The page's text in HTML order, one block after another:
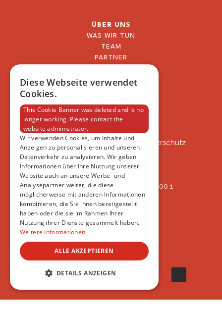
ÜBER UNS
WAS WIR TUN
TEAM
PARTNER
FAQ
VSAT
VSAT - Verein Schweizer Auslandtierschutz
Oberlangnauerstrasse 13b
9562 Märwil
IBAN: CH82 00 78 4297 8786 7200 1
ERREICHBAR
AB 17:45
+41 44 594 66 25
© 2022 VSAT
Diese Webseite verwendet
Cookies.
This Cookie Banner was deleted and is no
longer working. Please contact the
website administrator.
Wir verwenden Cookies, um Inhalte und
Anzeigen zu personalisieren und unseren
Datenverkehr zu analysieren. Wir geben
Informationen über Ihre Nutzung unserer
Website auch an unsere Werbe- und
Analysepartner weiter, die diese
möglicherweise mit anderen Informationen
kombinieren, die Sie ihnen bereitgestellt
haben oder die sie im Rahmen Ihrer
Nutzung ihrer Dienste gesammelt haben.
Weitere Informationen
ALLE AKZEPTIEREN
DETAILS ANZEIGEN
UNBEDINGT ERFORDERLICH